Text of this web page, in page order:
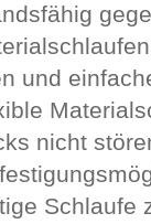
und
nicht
Schlaufe